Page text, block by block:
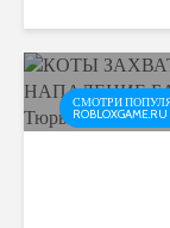
СМОТРИ
ROBLOXGAME.RU